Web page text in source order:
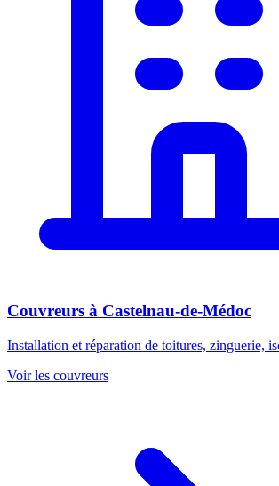
Couvreurs à Castelnau-de-Médoc
Installation et réparation de toitures, zinguerie,
Voir les couvreurs